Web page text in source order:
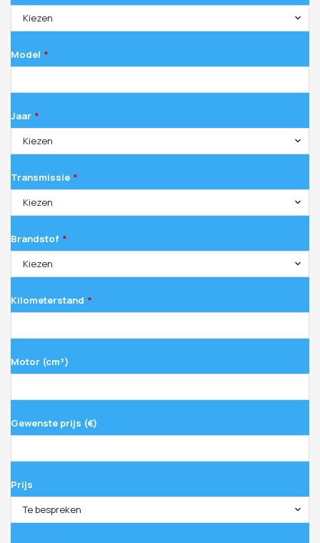
Kiezen
Model *
Jaar *
Kiezen
Transmissie *
Kiezen
Brandstof *
Kiezen
Kilometerstand *
Motor (cm³)
Gewenste prijs (€)
Prijs
Te bespreken